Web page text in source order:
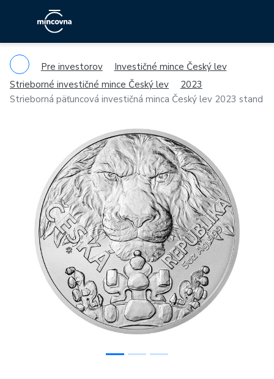
Pre investorov
Investičné mince Český lev
Strieborné investičné mince Český lev
2023
Strieborná päťuncová investičná minca Český lev 2023 stand
Previous